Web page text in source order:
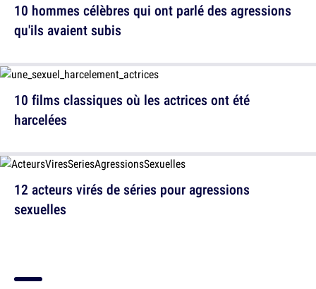
10 hommes célèbres qui ont parlé des agressions
qu'ils avaient subis
10 films classiques où les actrices ont été
harcelées
12 acteurs virés de séries pour agressions
sexuelles